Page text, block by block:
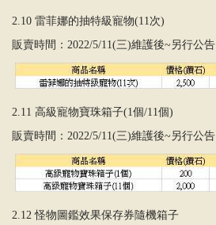
2.10 雷菲娜的抽特級寵物(11次)
販賣時間：2022/5/11(三)維護後~另行公告
2.11 高級寵物寶珠箱子(1個/11個)
販賣時間：2022/5/11(三)維護後~另行公告
2.12 怪物圖鑑效果保存券隨機箱子